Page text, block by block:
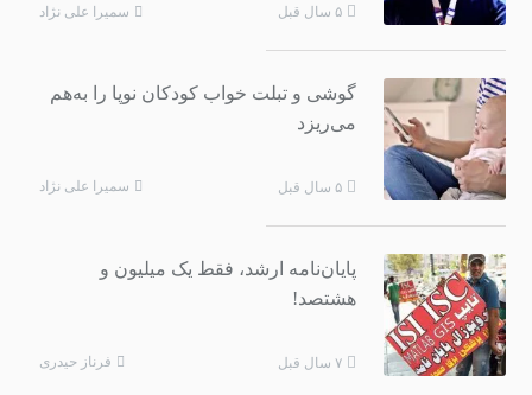
۵ سال قبل سمیرا علی نژاد
گوشی و تبلت خواب کودکان نوپا را به‌هم
می‌ریزد
۵ سال قبل سمیرا علی نژاد
پایان‌نامه ارشد، فقط یک میلیون و
هشتصد!
۷ سال قبل فرناز حیدری